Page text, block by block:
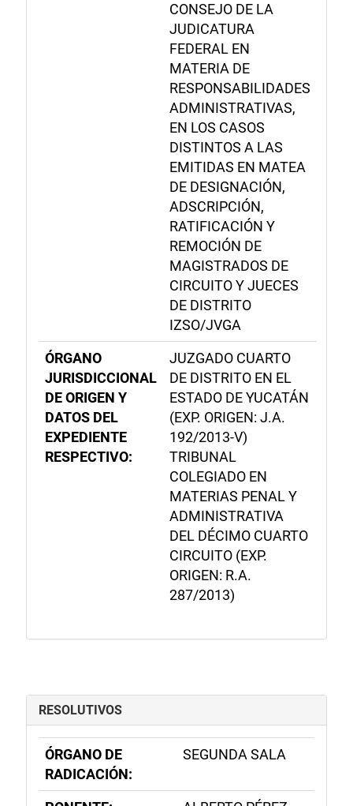
CONSEJO DE LA
JUDICATURA
FEDERAL EN
MATERIA DE
RESPONSABILIDADES
ADMINISTRATIVAS,
EN LOS CASOS
DISTINTOS A LAS
EMITIDAS EN MATEA
DE DESIGNACIÓN,
ADSCRIPCIÓN,
RATIFICACIÓN Y
REMOCIÓN DE
MAGISTRADOS DE
CIRCUITO Y JUECES
DE DISTRITO
IZSO/JVGA
ÓRGANO
JURISDICCIONAL
DE ORIGEN Y
DATOS DEL
EXPEDIENTE
RESPECTIVO:
JUZGADO CUARTO
DE DISTRITO EN EL
ESTADO DE YUCATÁN
(EXP. ORIGEN: J.A.
192/2013-V)
TRIBUNAL
COLEGIADO EN
MATERIAS PENAL Y
ADMINISTRATIVA
DEL DÉCIMO CUARTO
CIRCUITO (EXP.
ORIGEN: R.A.
287/2013)
RESOLUTIVOS
ÓRGANO DE
RADICACIÓN:
SEGUNDA SALA